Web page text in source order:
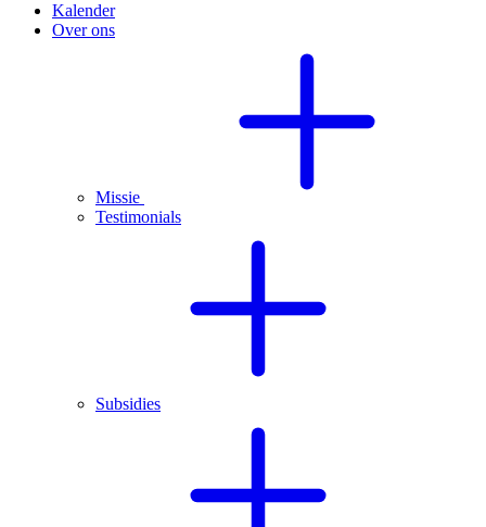
Kalender
Over ons
Missie
Testimonials
Subsidies